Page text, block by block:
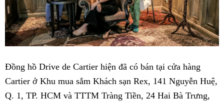
Đồng hồ Drive de Cartier hiện đã có bán tại cửa hàng
Cartier ở Khu mua sắm Khách sạn Rex, 141 Nguyễn Huệ,
Q. 1, TP. HCM và TTTM Tràng Tiền, 24 Hai Bà Trưng,